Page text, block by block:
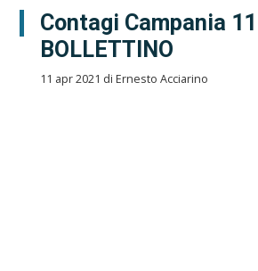
Contagi Campania
BOLLETTINO
11 apr 2021 di Ernesto Acciarino